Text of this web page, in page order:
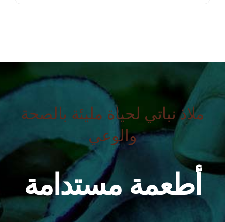
ملاذ نباتي لحياة مليئة بالصحة
والوعي
أطعمة مستدامة